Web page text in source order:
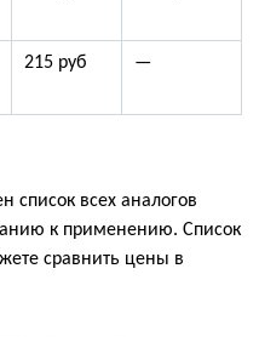
215 руб —
список всех аналогов
к применению. Список
сравнить цены в